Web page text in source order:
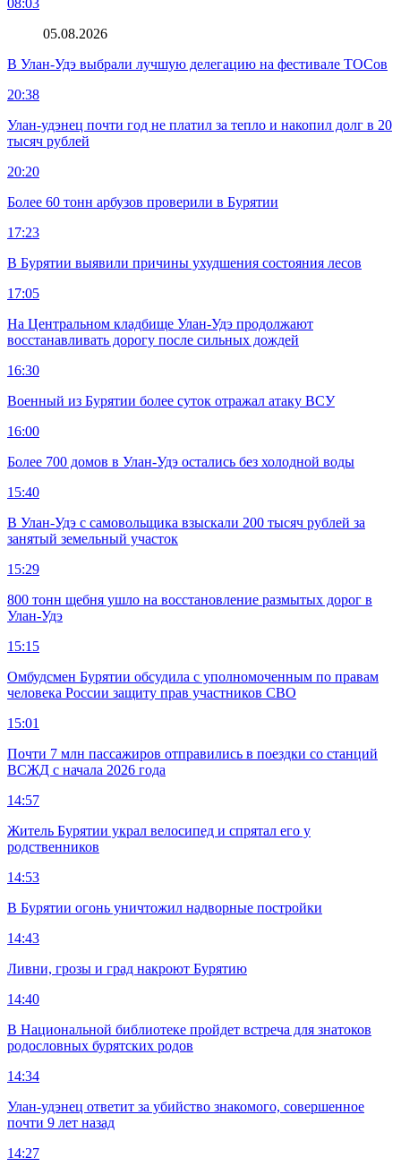
08:03
05.08.2026
В Улан-Удэ выбрали лучшую делегацию на фестивале ТОСов
20:38
Улан-удэнец почти год не платил за тепло и накопил долг в 20
тысяч рублей
20:20
Более 60 тонн арбузов проверили в Бурятии
17:23
В Бурятии выявили причины ухудшения состояния лесов
17:05
На Центральном кладбище Улан-Удэ продолжают
восстанавливать дорогу после сильных дождей
16:30
Военный из Бурятии более суток отражал атаку ВСУ
16:00
Более 700 домов в Улан-Удэ остались без холодной воды
15:40
В Улан-Удэ с самовольщика взыскали 200 тысяч рублей за
занятый земельный участок
15:29
800 тонн щебня ушло на восстановление размытых дорог в
Улан-Удэ
15:15
Омбудсмен Бурятии обсудила с уполномоченным по правам
человека России защиту прав участников СВО
15:01
Почти 7 млн пассажиров отправились в поездки со станций
ВСЖД с начала 2026 года
14:57
Житель Бурятии украл велосипед и спрятал его у
родственников
14:53
В Бурятии огонь уничтожил надворные постройки
14:43
Ливни, грозы и град накроют Бурятию
14:40
В Национальной библиотеке пройдет встреча для знатоков
родословных бурятских родов
14:34
Улан-удэнец ответит за убийство знакомого, совершенное
почти 9 лет назад
14:27